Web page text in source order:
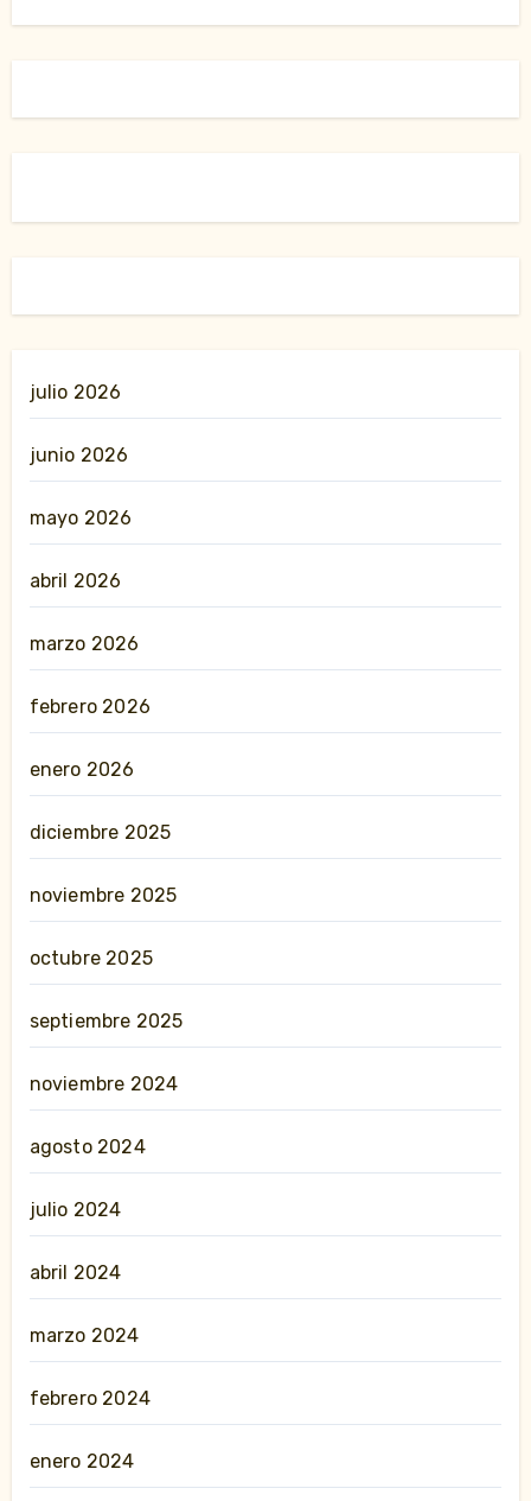
julio 2026
junio 2026
mayo 2026
abril 2026
marzo 2026
febrero 2026
enero 2026
diciembre 2025
noviembre 2025
octubre 2025
septiembre 2025
noviembre 2024
agosto 2024
julio 2024
abril 2024
marzo 2024
febrero 2024
enero 2024